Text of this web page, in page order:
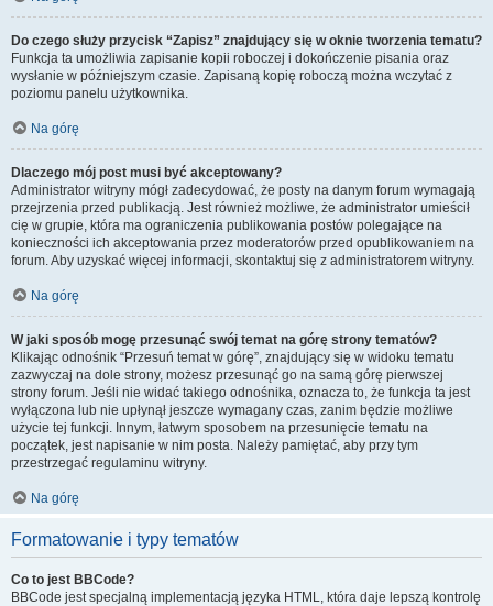
Do czego służy przycisk “Zapisz” znajdujący się w oknie tworzenia tematu?
Funkcja ta umożliwia zapisanie kopii roboczej i dokończenie pisania oraz
wysłanie w późniejszym czasie. Zapisaną kopię roboczą można wczytać z
poziomu panelu użytkownika.
Na górę
Dlaczego mój post musi być akceptowany?
Administrator witryny mógł zadecydować, że posty na danym forum wymagają
przejrzenia przed publikacją. Jest również możliwe, że administrator umieścił
cię w grupie, która ma ograniczenia publikowania postów polegające na
konieczności ich akceptowania przez moderatorów przed opublikowaniem na
forum. Aby uzyskać więcej informacji, skontaktuj się z administratorem witryny.
Na górę
W jaki sposób mogę przesunąć swój temat na górę strony tematów?
Klikając odnośnik “Przesuń temat w górę”, znajdujący się w widoku tematu
zazwyczaj na dole strony, możesz przesunąć go na samą górę pierwszej
strony forum. Jeśli nie widać takiego odnośnika, oznacza to, że funkcja ta jest
wyłączona lub nie upłynął jeszcze wymagany czas, zanim będzie możliwe
użycie tej funkcji. Innym, łatwym sposobem na przesunięcie tematu na
początek, jest napisanie w nim posta. Należy pamiętać, aby przy tym
przestrzegać regulaminu witryny.
Na górę
Formatowanie i typy tematów
Co to jest BBCode?
BBCode jest specjalną implementacją języka HTML, która daje lepszą kontrolę